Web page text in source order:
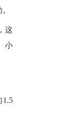
这
小
1.5